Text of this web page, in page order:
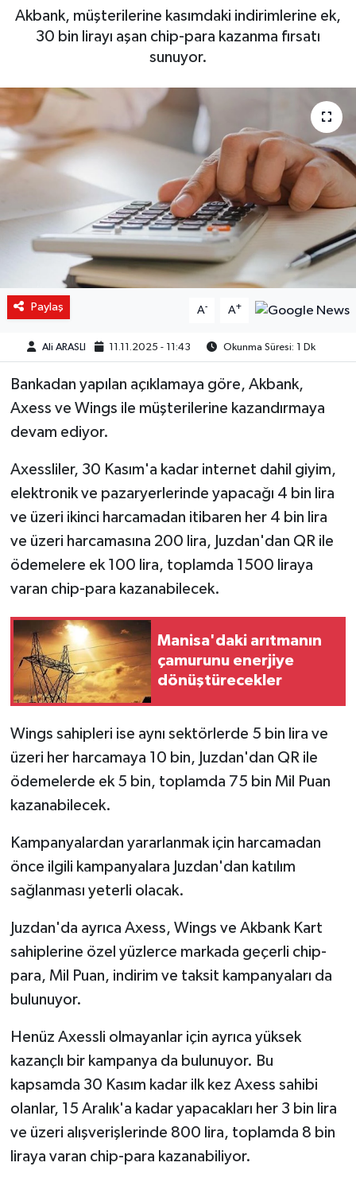
Akbank, müşterilerine kasımdaki indirimlerine ek,
30 bin lirayı aşan chip-para kazanma fırsatı
sunuyor.
Paylaş A- A+
Ali ARASLI 11.11.2025 - 11:43 Okunma Süresi: 1 Dk
Bankadan yapılan açıklamaya göre, Akbank,
Axess ve Wings ile müşterilerine kazandırmaya
devam ediyor.
Axessliler, 30 Kasım'a kadar internet dahil giyim,
elektronik ve pazaryerlerinde yapacağı 4 bin lira
ve üzeri ikinci harcamadan itibaren her 4 bin lira
ve üzeri harcamasına 200 lira, Juzdan'dan QR ile
ödemelere ek 100 lira, toplamda 1500 liraya
varan chip-para kazanabilecek.
Manisa'daki arıtmanın
çamurunu enerjiye
dönüştürecekler
Wings sahipleri ise aynı sektörlerde 5 bin lira ve
üzeri her harcamaya 10 bin, Juzdan'dan QR ile
ödemelerde ek 5 bin, toplamda 75 bin Mil Puan
kazanabilecek.
Kampanyalardan yararlanmak için harcamadan
önce ilgili kampanyalara Juzdan'dan katılım
sağlanması yeterli olacak.
Juzdan'da ayrıca Axess, Wings ve Akbank Kart
sahiplerine özel yüzlerce markada geçerli chip-
para, Mil Puan, indirim ve taksit kampanyaları da
bulunuyor.
Henüz Axessli olmayanlar için ayrıca yüksek
kazançlı bir kampanya da bulunuyor. Bu
kapsamda 30 Kasım kadar ilk kez Axess sahibi
olanlar, 15 Aralık'a kadar yapacakları her 3 bin lira
ve üzeri alışverişlerinde 800 lira, toplamda 8 bin
liraya varan chip-para kazanabiliyor.